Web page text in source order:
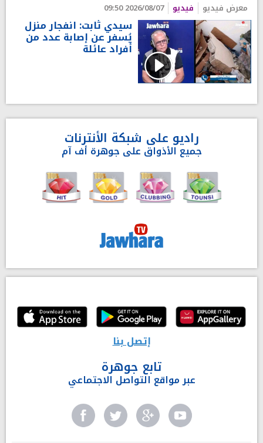
معرض فيديو فيديو 2026/08/07 09:50
سيدي ثابت: انفجار منزل
يُسفر عن إصابة عدد من
أفراد عائلة
راديو على شبكة الأنترنات
جميع الأذواق على جوهرة أف آم
إتصل بنا
تابع جوهرة
عبر مواقع التواصل الاجتماعي